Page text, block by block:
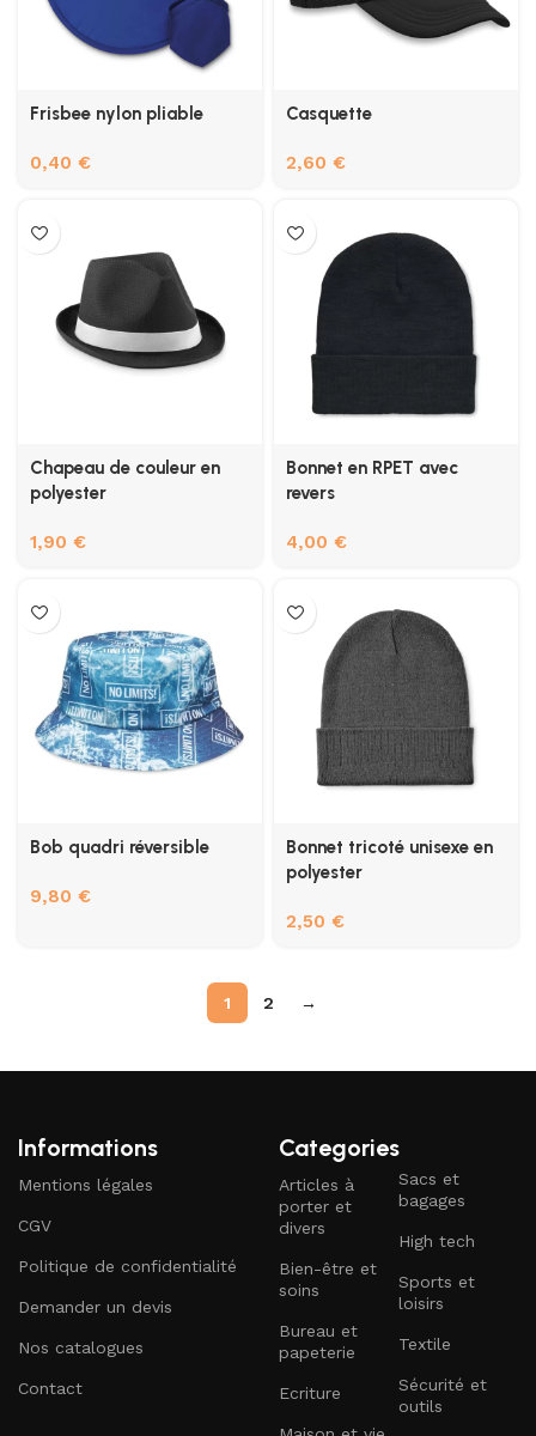
Frisbee nylon pliable
0,40 €
Casquette
2,60 €
Chapeau de couleur en
polyester
1,90 €
Bonnet en RPET avec
revers
4,00 €
Bob quadri réversible
9,80 €
Bonnet tricoté unisexe en
polyester
2,50 €
1 2 →
Informations
Mentions légales
CGV
Politique de confidentialité
Demander un devis
Nos catalogues
Contact
Categories
Articles à
porter et
divers
Bien-être et
soins
Bureau et
papeterie
Ecriture
Sacs et
bagages
High tech
Sports et
loisirs
Textile
Sécurité et
outils